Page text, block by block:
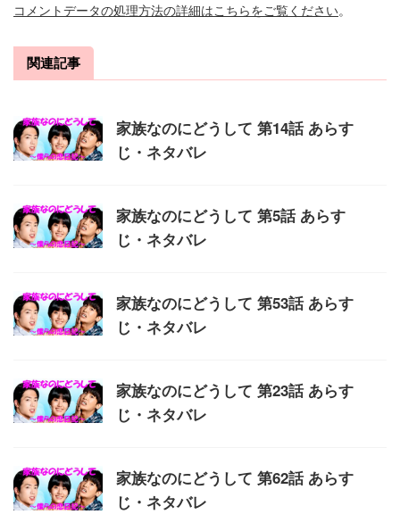
コメントデータの処理方法の詳細はこちらをご覧ください。
関連記事
家族なのにどうして 第14話 あらす
じ・ネタバレ
家族なのにどうして 第5話 あらす
じ・ネタバレ
家族なのにどうして 第53話 あらす
じ・ネタバレ
家族なのにどうして 第23話 あらす
じ・ネタバレ
家族なのにどうして 第62話 あらす
じ・ネタバレ